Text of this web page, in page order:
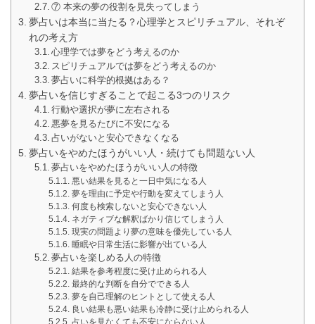
⑦ 本来の夢の役割を見失ってしまう
夢占いは本当に当たる？心理学とスピリチュアル、それぞ
れの考え方
心理学では夢をどう考えるのか
スピリチュアルでは夢をどう考えるのか
夢占いに科学的根拠はある？
夢占いを信じすぎることで起こる3つのリスク
行動や選択が夢に左右される
悪夢を見るたびに不安になる
占いがないと安心できなくなる
夢占いをやめたほうがいい人・続けても問題ない人
夢占いをやめたほうがいい人の特徴
悪い結果を見ると一日中気になる人
夢を理由に予定や行動を変えてしまう人
何度も検索しないと安心できない人
ネガティブな解釈ばかり信じてしまう人
現実の問題より夢の意味を優先している人
睡眠や日常生活に影響が出ている人
夢占いを楽しめる人の特徴
結果を参考程度に受け止められる人
最終的な判断を自分でできる人
夢を自己理解のヒントとして使える人
良い結果も悪い結果も冷静に受け止められる人
占いを見なくても不安にならない人